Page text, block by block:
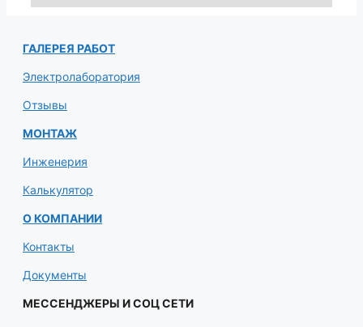
ГАЛЕРЕЯ РАБОТ
Электролаборатория
Отзывы
МОНТАЖ
Инженерия
Калькулятор
О КОМПАНИИ
Контакты
Документы
МЕССЕНДЖЕРЫ И СОЦ СЕТИ